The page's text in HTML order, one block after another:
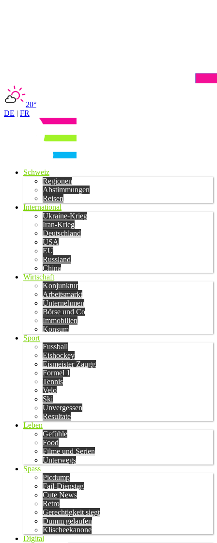
20°
DE | FR
Schweiz
Regionen
Abstimmungen
Reisen
International
Ukraine-Krieg
Iran-Krieg
Deutschland
USA
EU
Russland
China
Wirtschaft
Konjunktur
Arbeitsmarkt
Unternehmen
Börse und Co
Immobilien
Konsum
Sport
Fussball
Eishockey
Eismeister Zaugg
Formel 1
Tennis
Velo
Ski
Unvergessen
Resultate
Leben
Gefühle
Food
Filme und Serien
Unterwegs
Spass
Picdump
Fail-Dienstag
Cute News
Retro
Gerechtigkeit siegt
Dumm gelaufen
Klischeekanone
Digital